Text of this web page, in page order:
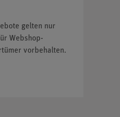
gelten nur
Webshop-
vorbehalten.